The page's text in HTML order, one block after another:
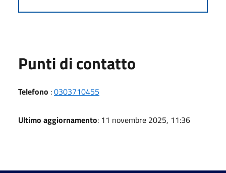
Punti di contatto
Telefono :0303710455
Ultimo aggiornamento: 11 novembre 2025, 11:36